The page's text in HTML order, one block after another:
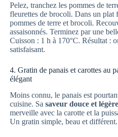
Pelez, tranchez les pommes de
fleurettes de brocoli. Dans un plat
pommes de terre et brocoli.
assaisonnés. Terminez par une
Cuisson : 1 h à 170°C. Résultat :
satisfaisant.
4. Gratin de panais et carottes au
élégant
Moins connu, le panais est
cuisine. Sa saveur douce et
merveille avec la carotte et la
Un gratin simple, beau et différent.